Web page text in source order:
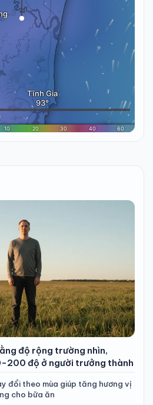
độ rộng trường nhìn,
200 độ ở người trưởng thành
đổi theo mùa giúp tăng hương vị
cho bữa ăn